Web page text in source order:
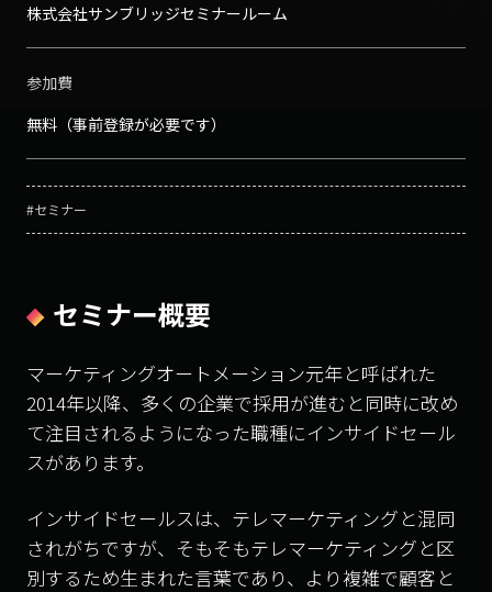
株式会社サンブリッジセミナールーム
参加費
無料（事前登録が必要です）
#セミナー
セミナー概要
マーケティングオートメーション元年と呼ばれた
2014年以降、多くの企業で採用が進むと同時に改め
て注目されるようになった職種にインサイドセール
スがあります。
インサイドセールスは、テレマーケティングと混同
されがちですが、そもそもテレマーケティングと区
別するため生まれた言葉であり、より複雑で顧客と